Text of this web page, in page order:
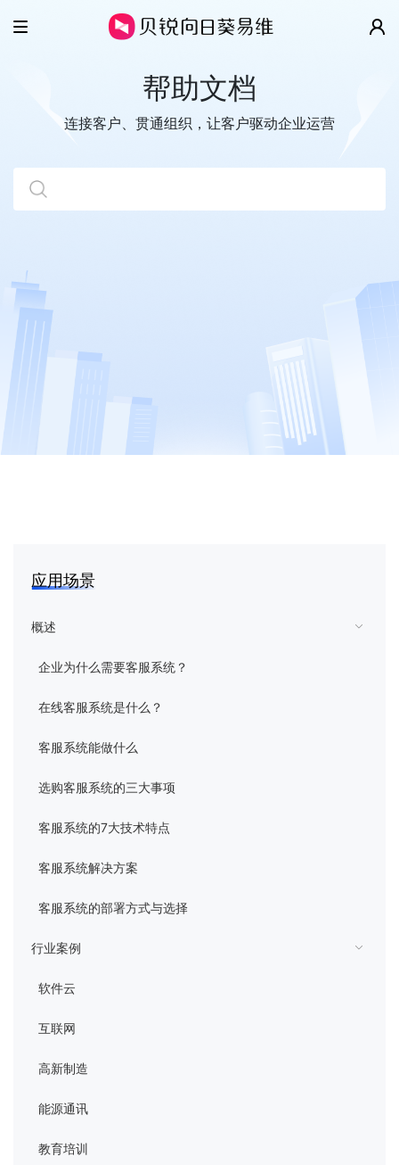
智慧工单
云客服
全渠道
超级看板
开放平台
IT/SSC服务台
售后维保
客户案例
价格
视频演示
关于我们
向日葵易维
域名
智能硬件
企业定制
客户服务
帮助文档
连接客户、贯通组织，让客户驱动企业运营
应用场景
概述
企业为什么需要客服系统？
在线客服系统是什么？
客服系统能做什么
选购客服系统的三大事项
客服系统的7大技术特点
客服系统解决方案
客服系统的部署方式与选择
行业案例
软件云
互联网
高新制造
能源通讯
教育培训